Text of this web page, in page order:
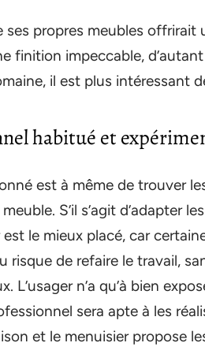
ses propres meubles
finition impeccable,
il est plus intéressant
habitué et
est à même de trouver
S’il s’agit d’adapter
est le mieux placé, car
risque de refaire le travail,
L’usager n’a qu’à bien
sera apte à les
et le menuisier propose